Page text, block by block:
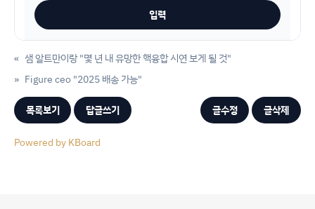
« 샘 알트만이랑 "몇 년 내 유망한 핵융합 시연 보게 될 것"
Figure ceo "2025 배송 가능"
»
목록보기 답글쓰기 글수정 글삭제
Powered by KBoard